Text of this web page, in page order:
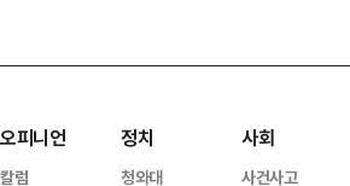
오피니언
칼럼
정치
청와대
사회
사건사고